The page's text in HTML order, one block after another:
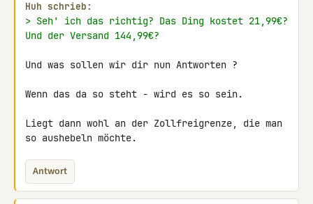
Huh schrieb:
> Seh' ich das richtig? Das Ding kostet 21,99€?
Und der Versand 144,99€?
Und was sollen wir dir nun Antworten ?
Wenn das da so steht - wird es so sein.
Liegt dann wohl an der Zollfreigrenze, die man
so aushebeln möchte.
Antwort